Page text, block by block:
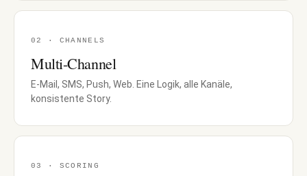
02 · CHANNELS
Multi-Channel
E-Mail, SMS, Push, Web. Eine Logik, alle Kanäle,
konsistente Story.
03 · SCORING